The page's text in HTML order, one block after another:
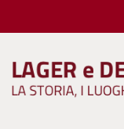
content